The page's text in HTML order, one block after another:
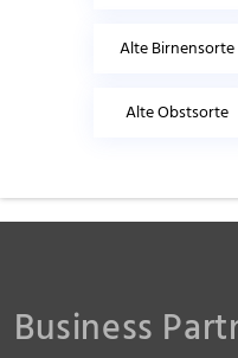
Alte Birnensorte
Alte Obstsorte
Business